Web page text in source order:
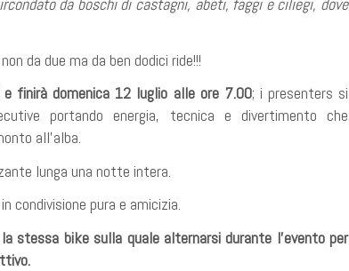
da due ma da ben dodici ride!!!
finirà domenica 12 luglio alle ore 7.00; i presenters si
portando energia, tecnica e divertimento che
all’alba.
lunga una notte intera.
condivisione pura e amicizia.
stessa bike sulla quale alternarsi durante l’evento per